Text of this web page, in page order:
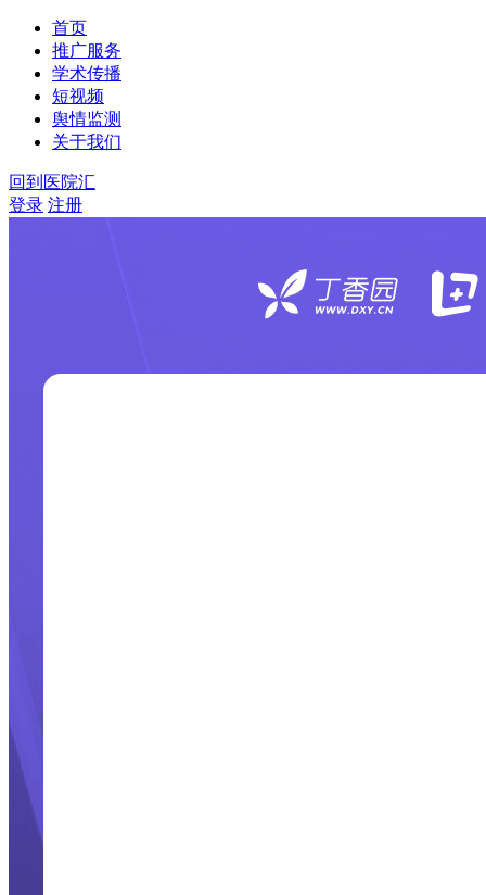
首页
推广服务
学术传播
短视频
舆情监测
关于我们
回到医院汇
登录 注册